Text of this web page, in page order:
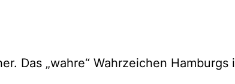
Das „wahre“ Wahrzeichen